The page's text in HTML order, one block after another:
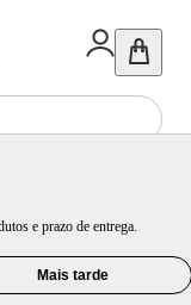
e prazo de entrega.
Mais tarde
Grill Ultra S13